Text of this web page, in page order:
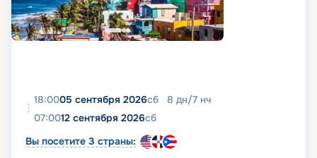
18:0005 сентября 2026сб 8 дн/7 нч
07:0012 сентября 2026сб
Вы посетите 3 страны: